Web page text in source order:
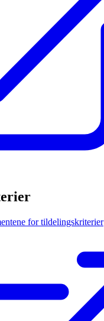
for tildelingskriterier